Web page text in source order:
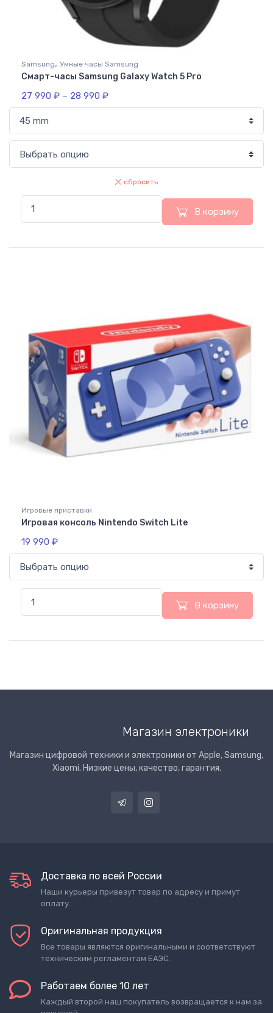
Samsung, Умные часы Samsung
Смарт-часы Samsung Galaxy Watch 5 Pro
27 990 ₽ – 28 990 ₽
сбросить
В корзину
Игровые приставки
Игровая консоль Nintendo Switch Lite
19 990 ₽
В корзину
Магазин электроники
Магазин цифровой техники и электроники от Apple, Samsung,
Xiaomi. Низкие цены, качество, гарантия.
Доставка по всей России
Наши курьеры привезут товар по адресу и примут
оплату.
Оригинальная продукция
Все товары являются оригинальными и соответствуют
техническим регламентам ЕАЭС.
Работаем более 10 лет
Каждый второй наш покупатель возвращается к нам за